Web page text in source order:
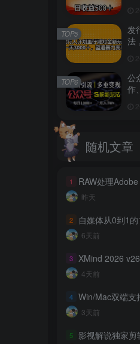
发
法
TOP5
公
作
TOP6
随机文章
1 RAW处理Adobe
昨天
2 自媒体从0到1的18个锦囊，从行业侦察、矩
6天前
3 XMind 2026
4天前
4 Win/Mac双端支持！最新永久终身版，支持
3天前
5 影视解说独家剪辑框架：掌握高效